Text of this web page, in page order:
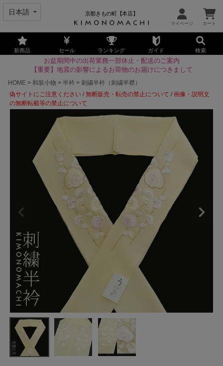
京都きもの町【本店】
新商品 セール ランキング ガイド 検索
お盆期間中の出荷業務一部休止・配送のご案内
【重要】地震の影響によるお荷物のお届けにつきまして
HOME
和装小物 半衿
刺繍半衿（刺繍半襟）
偽サイトにご注意ください /無断販売・転売の禁止について /画像・説明文
の無断転載等の禁止について